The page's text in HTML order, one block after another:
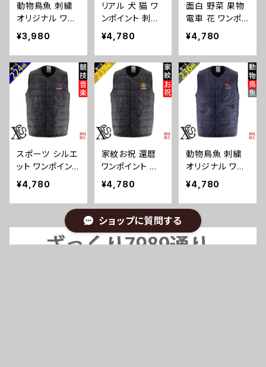
b09-s
ップス グッズ 文
字 面白い おも
しろ 卒団 記念
i-am-jkt2-b08
-s
唐花 木瓜 蔦 桐
織田信長 徳川
家康 ori-am-jkt
動物鳥魚 刺繍
オリジナル ワン
ポイント軽量 薄
手 スタンドジャ
ケット メンズ ワ
ンポイント ブル
ゾン ソフトシェ
ル ネック 通気
性 撥水性 ブラッ
ク 父の日 柄 馬
鳥 豚 魚 グッズ
6-s
¥3,980
リアル 犬 猫 ワ
ンポイント 刺繍
オリジナル 中綿
入り 薄い インナ
ー ベスト ライト
後裾が長めのダ
ックテール グッ
ズ 柄 柴犬 チワ
ワ シーズー シュ
ナウザー パグ フ
レンチブルドッグ
猫図鑑 犬図鑑
ori-a-bst2-b10
-s
¥4,780
面白 野菜 果物
電車 花 ワンポイ
ント 刺繍 オリジ
ナル 中綿入り
薄い インナー
ベスト ライト 後
裾が長めのダッ
クテール 柄 グッ
ズ ori-a-bst2-
b09-s
¥4,780
スポーツ シルエ
ット ワンポイント
刺繍 オリジナル
中綿入り 薄い
インナー ベスト
ライト 後裾が長
めのダックテー
ル ブラック ネイ
¥4,780
家紋お祝 還暦
ワンポイント 刺
繍 オリジナル
中綿入り 薄い
インナー ベスト
ライト 後裾が長
めのダックテー
ル ブラック ネイ
¥4,780
動物鳥魚 刺繍
オリジナル ワン
ポイント 中綿入
り 薄い インナー
ベスト ライト 後
裾が長めのダッ
クテール ブラッ
ク 柄 ロゴ ギフ
¥4,780
ショップに質問する